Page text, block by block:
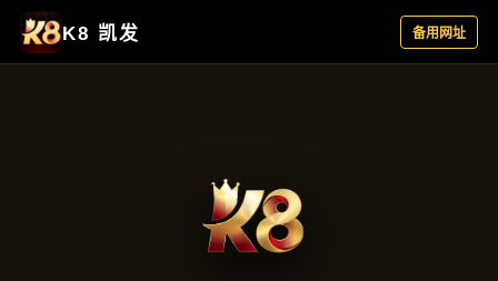
典型案例